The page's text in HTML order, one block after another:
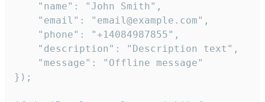
    "name": "John Smith",
    "email": "email@example.com",
    "phone": "+14084987855",
    "description": "Description text",
    "message": "Offline message"
});